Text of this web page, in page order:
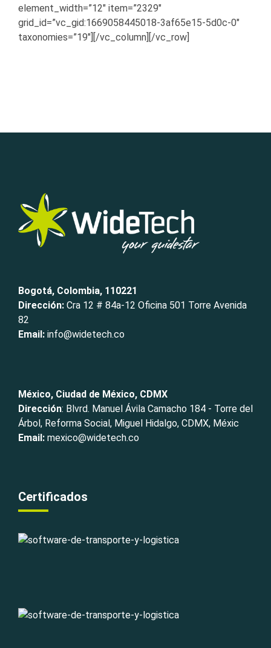
element_width=”12″ item=”2329″
grid_id=”vc_gid:1669058445018-3af65e15-5d0c-0″
taxonomies=”19″][/vc_column][/vc_row]
Bogotá, Colombia, 110221
Dirección: Cra 12 # 84a-12 Oficina 501 Torre Avenida
82
Email: info@widetech.co
México, Ciudad de México, CDMX
Dirección: Blvrd. Manuel Ávila Camacho 184 - Torre del
Árbol, Reforma Social, Miguel Hidalgo, CDMX, Méxic
Email: mexico@widetech.co
Certificados